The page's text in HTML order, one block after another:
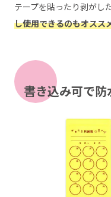
テープを貼ったり剥がし
し使用できるのもオスス
書き込み可で